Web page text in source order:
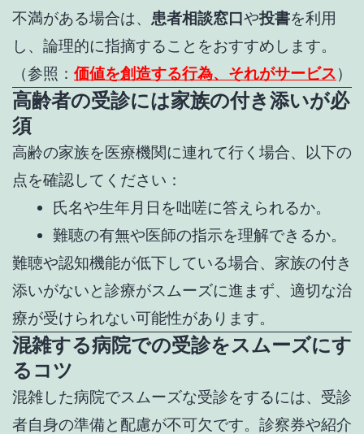
不満がある場合は、 患者相談窓口や投書を利用
し、論理的に指摘することをおすすめします。
（参照： 価値を創造する行為、それがサービス ）
高齢者の受診には家族の付き添いが必
須
高齢の家族を医療機関に連れて行く場合、以下の
点を確認してください：
氏名や生年月日を咄嗟に答えられるか。
難聴の有無や医師の指示を理解できるか。
難聴や認知機能が低下している場合、家族の付き
添いがないと診療がスムーズに進まず、適切な治
療が受けられない可能性があります。
混雑する病院での受診をスムーズにす
るコツ
混雑した病院でスムーズな受診をするには、受診
者自身の準備と配慮が不可欠です。診察券や紹介